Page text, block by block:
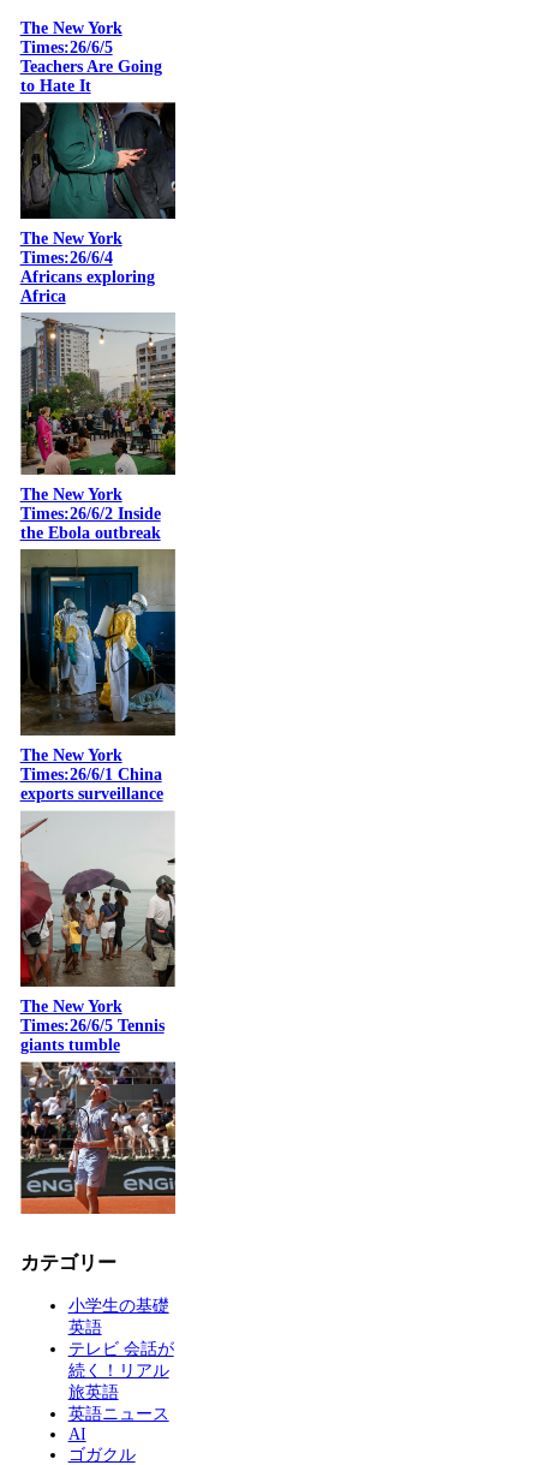
The New York
Times:26/6/5
Teachers Are Going
to Hate It
The New York
Times:26/6/4
Africans exploring
Africa
The New York
Times:26/6/2 Inside
the Ebola outbreak
The New York
Times:26/6/1 China
exports surveillance
The New York
Times:26/6/5 Tennis
giants tumble
カテゴリー
小学生の基礎
英語
テレビ 会話が
続く！リアル
旅英語
英語ニュース
AI
ゴガクル